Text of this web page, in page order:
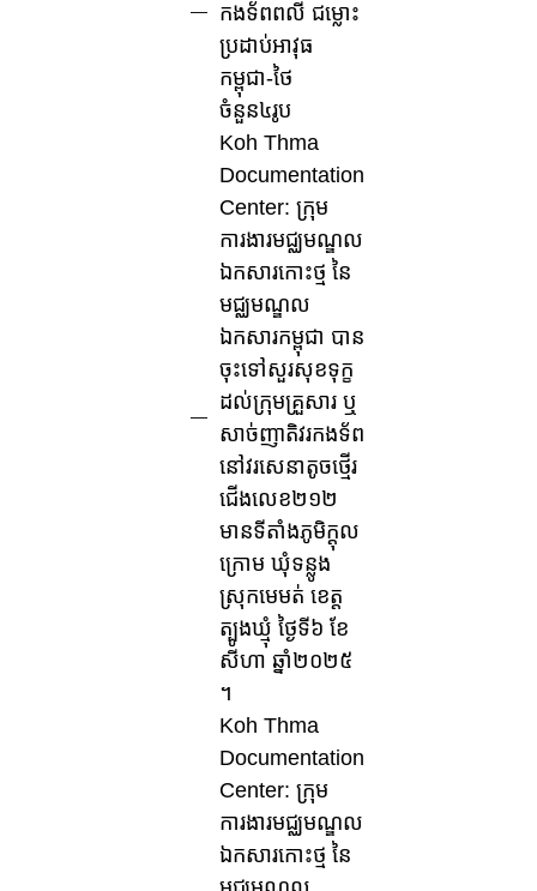
កងទ័ពពលី ជម្លោះ
ប្រដាប់អាវុធ
កម្ពុជា-ថៃ
ចំនួន៤រូប
Koh Thma
Documentation
Center: ក្រុម
ការងារមជ្ឈមណ្ឌល
ឯកសារកោះថ្ម នៃ
មជ្ឈមណ្ឌល
ឯកសារកម្ពុជា បាន
ចុះទៅសួរសុខទុក្ខ
ដល់ក្រុមគ្រួសារ ឬ
សាច់ញាតិវរកងទ័ព
នៅវរសេនាតូចថ្មើរ
ជើងលេខ២១២
មានទីតាំងភូមិក្តុល
ក្រោម ឃុំទន្លូង
ស្រុកមេមត់ ខេត្ត
ត្បូងឃ្មុំ ថ្ងៃទី៦ ខែ
សីហា ឆ្នាំ២០២៥
។
Koh Thma
Documentation
Center: ក្រុម
ការងារមជ្ឈមណ្ឌល
ឯកសារកោះថ្ម នៃ